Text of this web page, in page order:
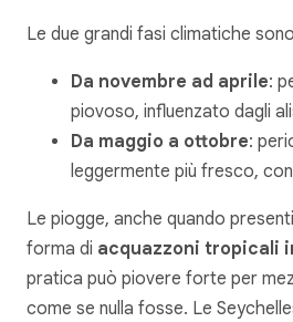
Le due grandi fasi climatiche
Da novembre ad aprile:
piovoso, influenzato dagli
Da maggio a ottobre:
leggermente più fresco,
Le piogge, anche quando
forma di acquazzoni tropicali
pratica può piovere forte per
come se nulla fosse. Le